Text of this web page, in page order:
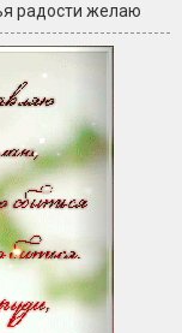
радости желаю
+2